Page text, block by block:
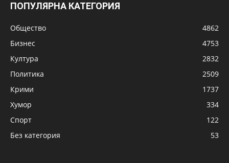
ПОПУЛЯРНА КАТЕГОРИЯ
Общество
4862
Бизнес
4753
Култура
2832
Политика
2509
Крими
1737
Хумор
334
Спорт
122
Без категория
53